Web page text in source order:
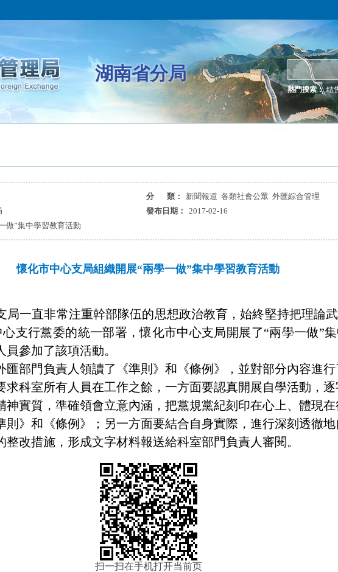
湖南省分局
熱門搜索： 结
分 類：
新聞報道 各類社會公眾 外匯綜合管理
發布日期：
2017-02-16
做”集中學習教育活動
懷化市中心支局組織開展“兩學一做”集中學習教育活動
局一直非常注重幹部隊伍的思想政治教育，始終堅持把理論武
支行黨委的統一部署，懷化市中心支局開展了“兩學一做”
參加了該項活動。
部門負責人領讀了《準則》和《條例》，並對部分內容進
科室所有人員在工作之餘，一方面要認真開展自學活動，逐
神實質，準確領會立意內涵，把黨規黨紀刻印在心上、體現
則》和《條例》；另一方面要結合自身實際，進行深刻透徹
改措施，形成文字材料報送給科室部門負責人審閱。
扫一扫在手机打开当前页